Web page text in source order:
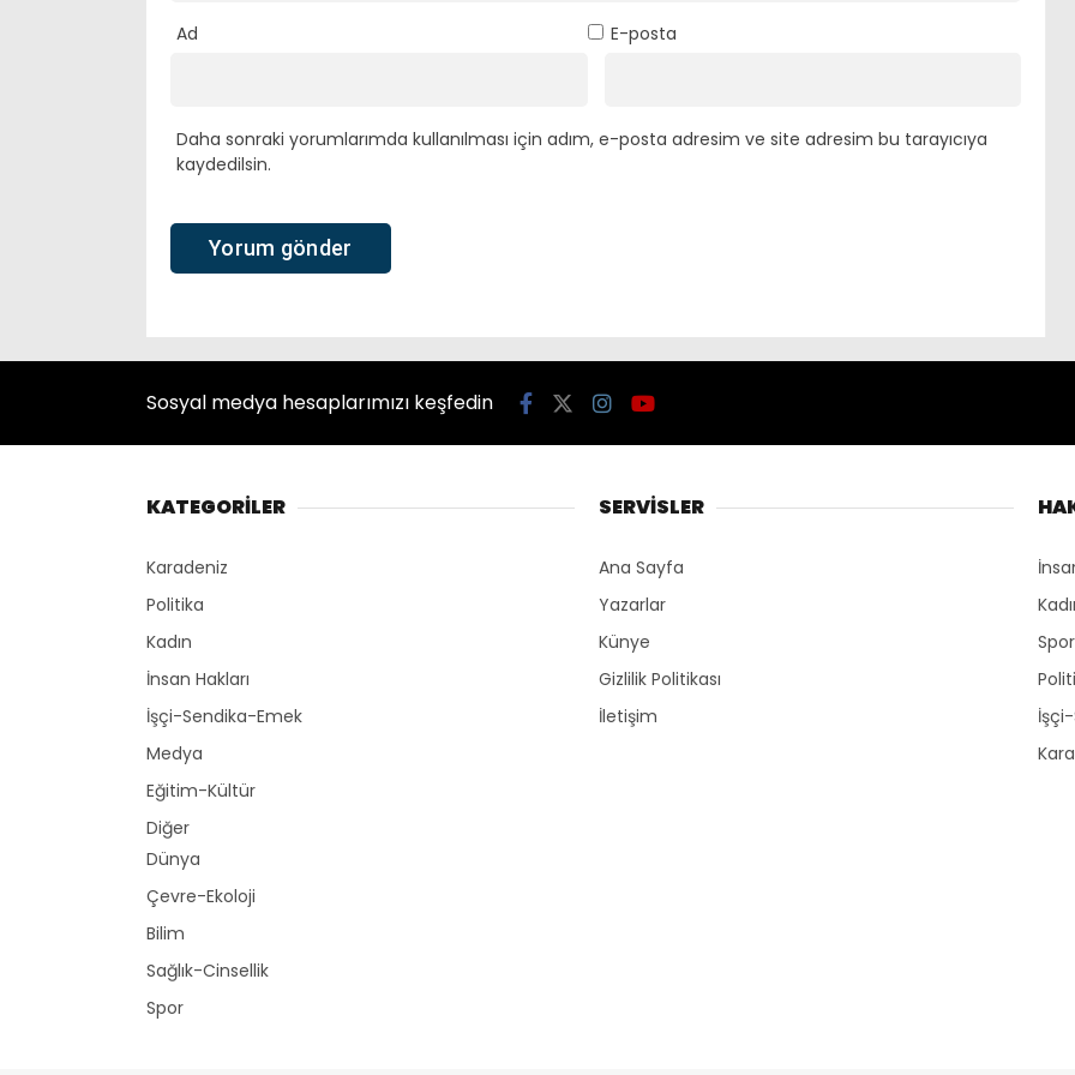
Ad E-posta
Daha sonraki yorumlarımda kullanılması için adım, e-posta adresim ve site adresim bu tarayıcıya
kaydedilsin.
Sosyal medya hesaplarımızı keşfedin
KATEGORİLER
Karadeniz
Politika
Kadın
İnsan Hakları
İşçi-Sendika-Emek
Medya
Eğitim-Kültür
Diğer
Dünya
Çevre-Ekoloji
Bilim
Sağlık-Cinsellik
Spor
SERVİSLER
Ana Sayfa
Yazarlar
Künye
Gizlilik Politikası
İletişim
Spor